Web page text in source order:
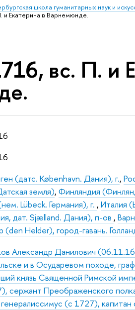
школа гуманитарных наук и
и Екатерина в Варнемюнде.
вс. П. и
(датс. København. Дания), г.,
земля),Финляндия
Lübeck. Германия), г. ,Италия
дат. Sjælland. Дания), п-ов ,
(den Helder), город-гавань.
Александр Данилович
и в Осударевом походе,
князь Священной Римской
сержант Преображенского
(с 1727),